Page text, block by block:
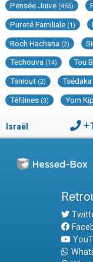
Pensée Juive (455)
Pureté Familiale (1)
Roch Hachana (2)
Techouva (14) Tou
Tsniout (2) Tsédaka
Téfilines (3) Yom
Israël